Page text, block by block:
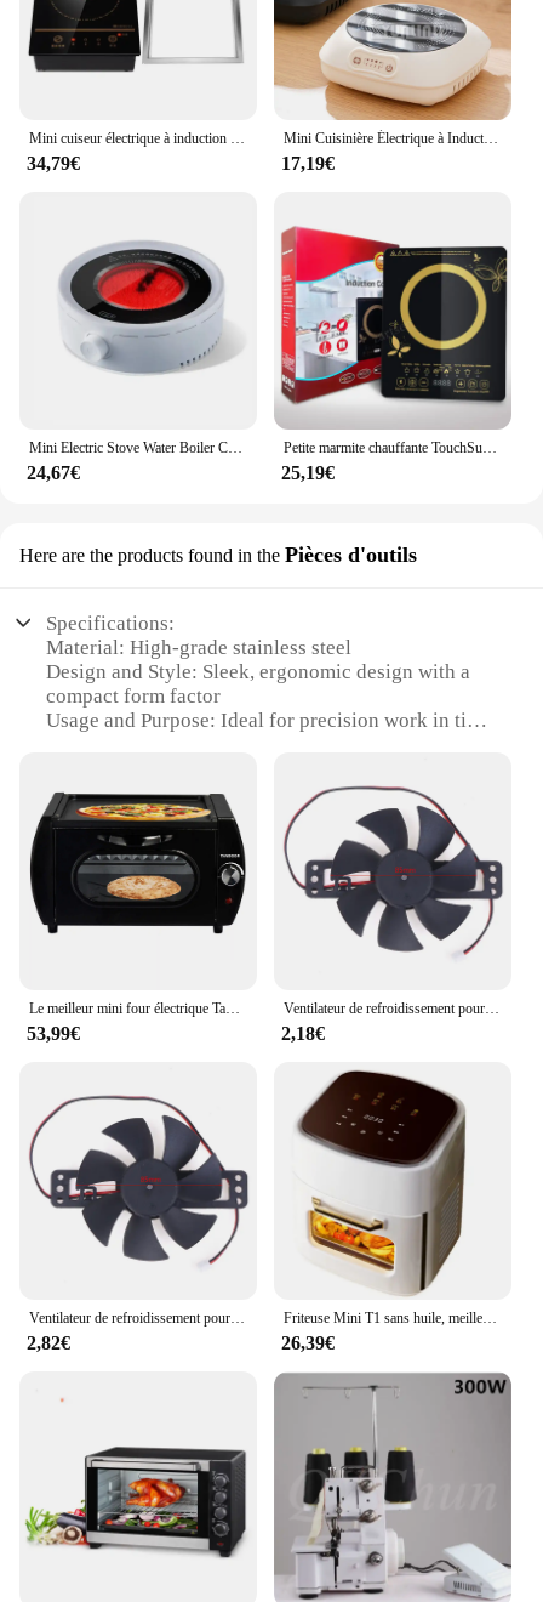
34,79€
Mini Cuisinière Électrique à Induction, pour la Cuisine
17,19€
24,67€ 25,19€
Here are the products found in the Pièces d'outils
Specifications:
Material: High-grade stainless steel
Design and Style: Sleek, ergonomic design with a
compact form factor
Usage and Purpose: Ideal for precision work in tight
corrosion and wear
Parts and Accessories: Comes with a complete set of
four essential tools
Typical Adaptive Scenario: Perfect for DIY
enthusiasts, hobbyists, and professionals alike
Features:
**Versatile and Precise**
The mini four induction tool set is a versatile
in a variety of scenarios. The set includes a mini
four induction drill, a mini four induction
screwdriver, a mini four induction wrench, and a
mini four induction pliers, all crafted from high-
grade stainless steel for exceptional durability and
resistance to corrosion. These tools are not only
durable but also lightweight, making them easy to
handle for extended periods. The ergonomic design
ensures a comfortable grip, reducing hand fatigue
**Optimized for Performance**
The mini four induction tools are engineered for
performance, delivering reliable results in a
compact form. Whether you're tightening a screw or
drilling a hole, the precision of these tools is
unmatched. The mini four induction drill, for
example, features a powerful motor that can handle
a variety of tasks, from drilling into wood to driving
screws into metal. The mini four induction
screwdriver is perfect for tightening or loosening
screws, while the mini four induction wrench and
53,99€
Ventilateur de refroidissement pour cuisinière à induction, petite section, 85mm, 18V, haute qualité, nouveau
2,18€
2,82€
Friteuse Mini T1 sans huile, meilleure friteuse à air
26,39€